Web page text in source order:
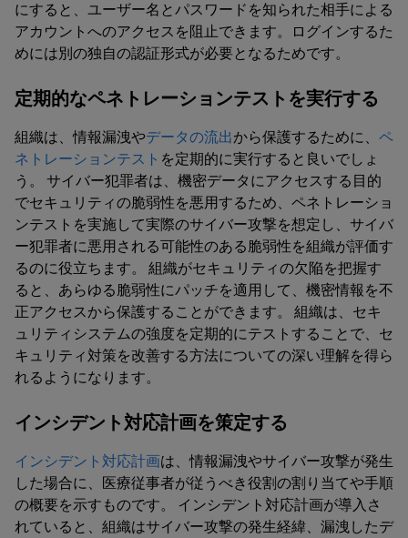
にすると、ユーザー名とパスワードを知られた相手による
アカウントへのアクセスを阻止できます。ログインするた
めには別の独自の認証形式が必要となるためです。
定期的なペネトレーションテストを実行する
組織は、情報漏洩やデータの流出から保護するために、 ペ
ネトレーションテスト を定期的に実行すると良いでしょ
う。 サイバー犯罪者は、機密データにアクセスする目的
でセキュリティの脆弱性を悪用するため、ペネトレーショ
ンテストを実施して実際のサイバー攻撃を想定し、サイバ
ー犯罪者に悪用される可能性のある脆弱性を組織が評価す
るのに役立ちます。 組織がセキュリティの欠陥を把握す
ると、あらゆる脆弱性にパッチを適用して、機密情報を不
正アクセスから保護することができます。 組織は、セキ
ュリティシステムの強度を定期的にテストすることで、セ
キュリティ対策を改善する方法についての深い理解を得ら
れるようになります。
インシデント対応計画を策定する
インシデント対応計画は、情報漏洩やサイバー攻撃が発生
した場合に、医療従事者が従うべき役割の割り当てや手順
の概要を示すものです。 インシデント対応計画が導入さ
れていると、組織はサイバー攻撃の発生経緯、漏洩したデ